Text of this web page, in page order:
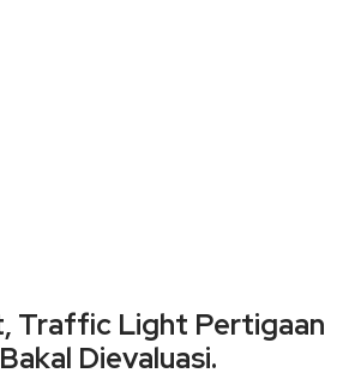
Traffic Light Pertigaan
Dievaluasi.